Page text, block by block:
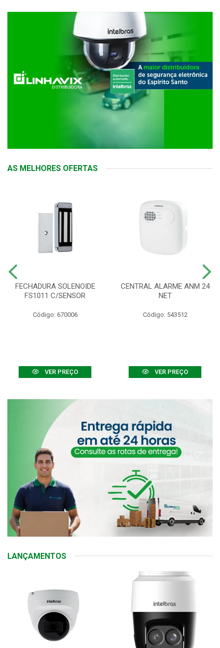
AS MELHORES OFERTAS
FECHADURA SOLENOIDE
FS1011 C/SENSOR
Código: 670006
VER PREÇO
CENTRAL ALARME ANM 24
NET
Código: 543512
VER PREÇO
LANÇAMENTOS